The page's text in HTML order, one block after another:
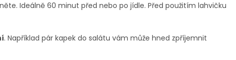
Ideálně 60 minut před nebo po jídle. Před použitím lahvičku
. Například pár kapek do salátu vám může hned zpříjemnit